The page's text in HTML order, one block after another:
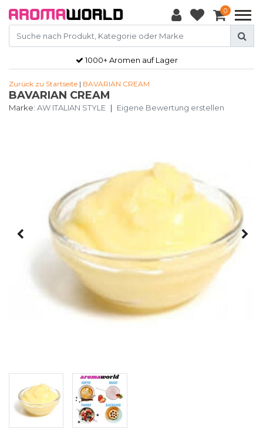
0
1000+ Aromen auf Lager
Zurück zu Startseite | BAVARIAN CREAM
BAVARIAN CREAM
Marke: AW ITALIAN STYLE | Eigene Bewertung erstellen